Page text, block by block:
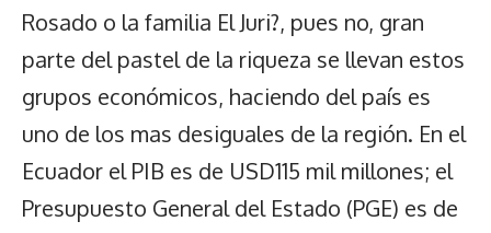
Rosado o la familia El Juri?, pues no, gran
parte del pastel de la riqueza se llevan estos
grupos económicos, haciendo del país es
uno de los mas desiguales de la región. En el
Ecuador el PIB es de USD115 mil millones; el
Presupuesto General del Estado (PGE) es de